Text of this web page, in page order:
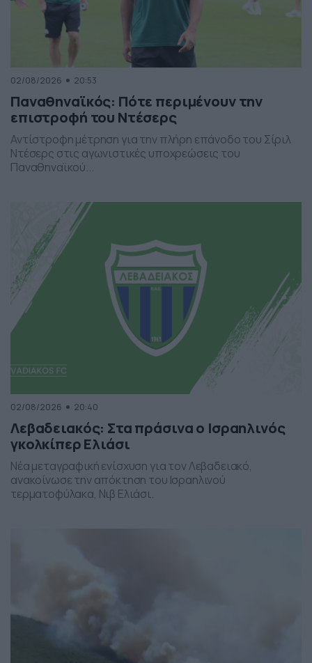
02/08/2026 20:53
Παναθηναϊκός: Πότε περιμένουν την
επιστροφή του Ντέσερς
Αντίστροφη μέτρηση για την πλήρη επάνοδο του Σίριλ
Ντέσερς στις αγωνιστικές υποχρεώσεις του
Παναθηναϊκού...
02/08/2026 20:40
Λεβαδειακός: Στα πράσινα ο Ισραηλινός
γκολκίπερ Ελιάσι
Νέα μεταγραφική ενίσχυση για τον Λεβαδειακό,
ανακοίνωσε την απόκτηση του Ισραηλινού
τερματοφύλακα, Νιβ Ελιάσι.